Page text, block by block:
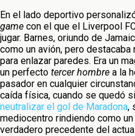
En el lado deportivo
game con el que el Liverpool
jugar. Barnes, oriundo de
como un avión, pero
para enlazar paredes. Era un
un perfecto tercer hombre a la
pasador en cualquier
caída física, cuando se quedó
neutralizar el gol de Maradona,
mediocentro rindiendo como
verdadero precedente del